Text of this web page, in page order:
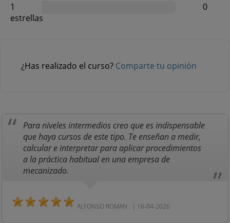
1
estrellas
0
¿Has realizado el curso? Comparte tu opinión
Para niveles intermedios creo que es indispensable
que haya cursos de este tipo. Te enseñan a medir,
calcular e interpretar para aplicar procedimientos
a la práctica habitual en una empresa de
mecanizado.
ALFONSO ROMAN . | 16-04-2026